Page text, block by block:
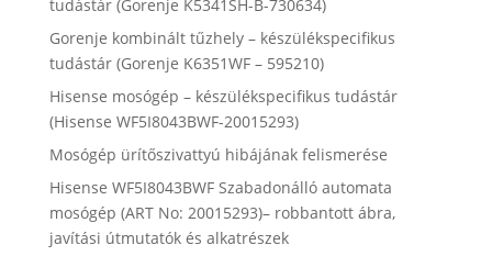
tudástár (Gorenje K5341SH-B-730634)
Gorenje kombinált tűzhely – készülékspecifikus
tudástár (Gorenje K6351WF – 595210)
Hisense mosógép – készülékspecifikus tudástár
(Hisense WF5I8043BWF-20015293)
Mosógép ürítőszivattyú hibájának felismerése
Hisense WF5I8043BWF Szabadonálló automata
mosógép (ART No: 20015293)– robbantott ábra,
javítási útmutatók és alkatrészek